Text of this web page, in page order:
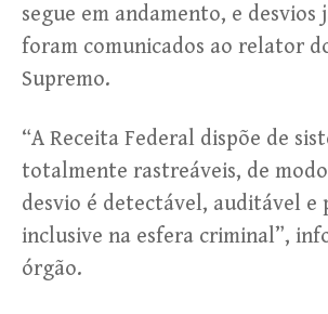
segue em andamento, e desvios
foram comunicados ao relator
Supremo.
“A Receita Federal dispõe de
totalmente rastreáveis, de
desvio é detectável, auditável e
inclusive na esfera criminal”,
órgão.